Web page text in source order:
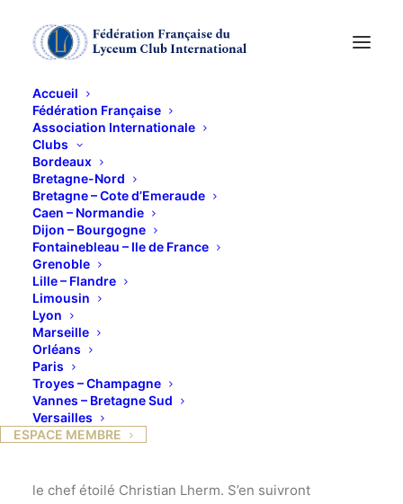
Accueil
Fédération Française
Association Internationale
Clubs
Bordeaux
Bretagne-Nord
Bretagne – Cote d’Emeraude
Caen – Normandie
Dijon – Bourgogne
Fontainebleau – Ile de France
Grenoble
Lille – Flandre
Limousin
Lyon
Marseille
Orléans
Paris
Troyes – Champagne
Vannes – Bretagne Sud
Versailles
ESPACE MEMBRE
DIVERTIMENTO
LITTERAIRE : EVE
RUGGIERI
Cette soirée exceptionnelle débutera à 19h30 autour
d’une coupe de champagne et d’un cocktail en
compagnie d’Eve Ruggieri. Les convives passeront
le chef étoilé Christian Lherm. S’en suivront